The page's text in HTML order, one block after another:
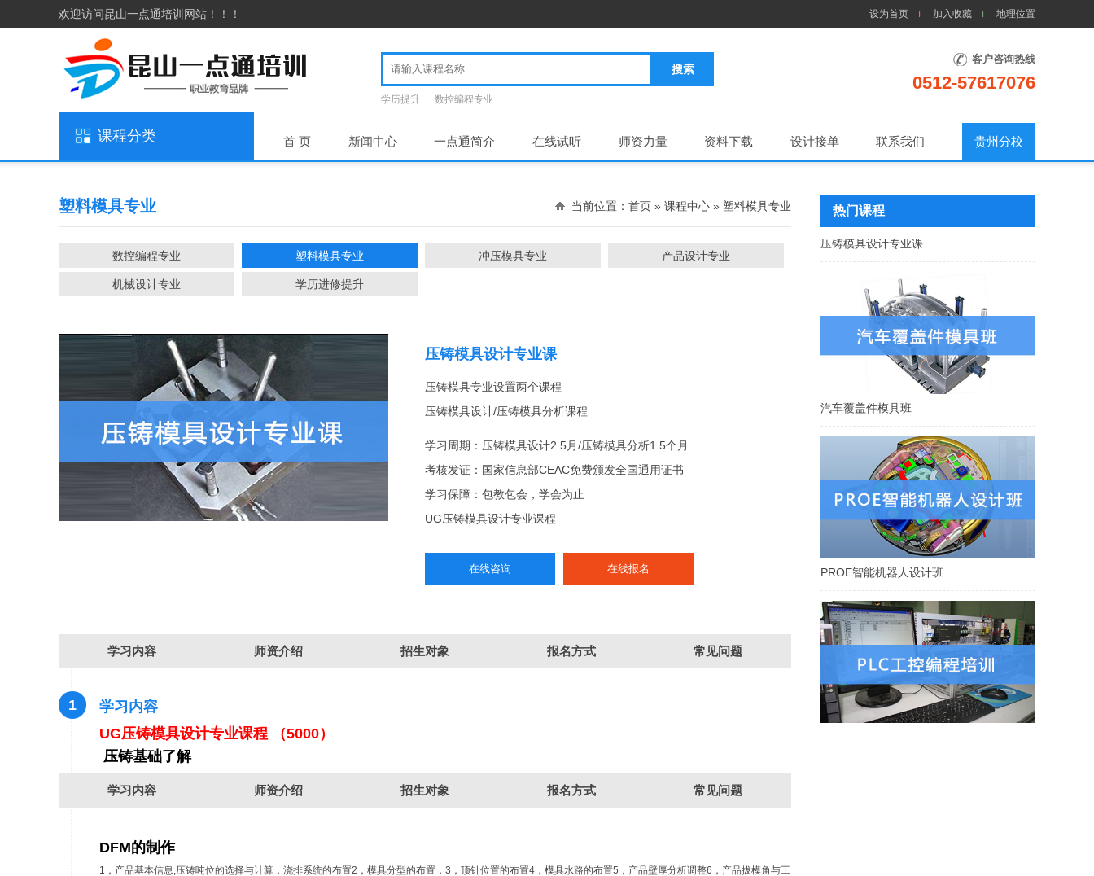
欢迎访问昆山一点通培训网站！！！ 设为首页 加入收藏 地理位置
搜索
学历提升 数控编程专业
客户咨询热线
0512-57617076
课程分类 首 页 新闻中心 一点通简介 在线试听 师资力量 资料下载 设计接单 联系我们 贵州分校
塑料模具专业 当前位置： 首页 » 课程中心 » 塑料模具专业
数控编程专业 塑料模具专业 冲压模具专业 产品设计专业
机械设计专业 学历进修提升
压铸模具设计专业课
压铸模具专业设置两个课程
压铸模具设计/压铸模具分析课程
学习周期：压铸模具设计2.5月/压铸模具分析1.5个月
考核发证：国家信息部CEAC免费颁发全国通用证书
学习保障：包教包会，学会为止
UG压铸模具设计专业课程
在线咨询 在线报名
学习内容 师资介绍 招生对象 报名方式 常见问题
学习内容 师资介绍 招生对象 报名方式 常见问题
1
学习内容
UG压铸模具设计专业课程 （5000）
压铸基础了解
DFM的制作
1，产品基本信息,压铸吨位的选择与计算，浇排系统的布置2，模具分型的布置，3，顶针位置的布置4，模具水路的布置5，产品壁厚分析调整6，产品拔模角与工
热门课程
压铸模具设计专业课
PROE智能机器人设计班
PLC工控编程培训